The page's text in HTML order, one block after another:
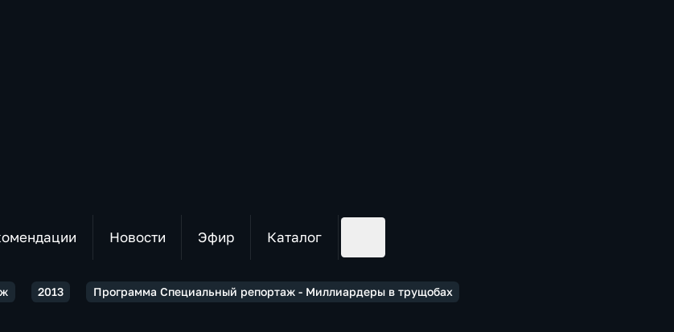
Новости Эфир Каталог
2013 Программа Специальный репортаж - Миллиардеры в трущобах